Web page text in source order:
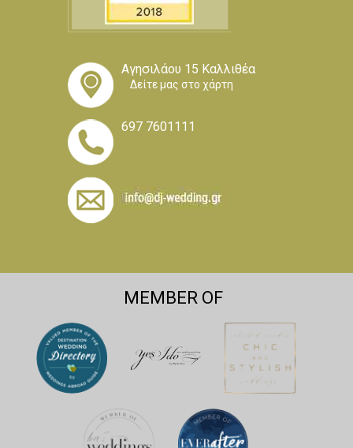
Σχετικά με εμάς
Συχνές ερωτήσεις
AWARDED
Αγησιλάου 15 Καλλιθέα
Δείτε μας στο χάρτη
697 7601111